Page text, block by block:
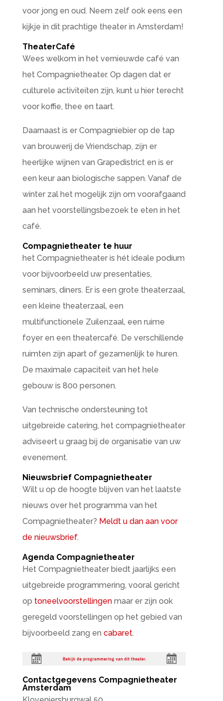
voor jong en oud. Neem zelf ook eens een
kijkje in dit prachtige theater in Amsterdam!
TheaterCafé
Wees welkom in het vernieuwde café van
het Compagnietheater. Op dagen dat er
culturele activiteiten zijn, kunt u hier terecht
voor koffie, thee en taart.
Daarnaast is er Compagniebier op de tap
van brouwerij de Vriendschap, zijn er
heerlijke wijnen van Grapedistrict en is er
een keur aan biologische sappen. Vanaf de
winter zal het mogelijk zijn om voorafgaand
aan het voorstellingsbezoek te eten in het
café.
Compagnietheater te huur
het Compagnietheater is hét ideale podium
voor bijvoorbeeld uw presentaties,
seminars, diners. Er is een grote theaterzaal,
een kleine theaterzaal, een
multifunctionele Zuilenzaal, een ruime
foyer en een theatercafé. De verschillende
ruimten zijn apart of gezamenlijk te huren.
De maximale capaciteit van het hele
gebouw is 800 personen.
Van technische ondersteuning tot
uitgebreide catering, het compagnietheater
adviseert u graag bij de organisatie van uw
evenement.
Nieuwsbrief Compagnietheater
Wilt u op de hoogte blijven van het laatste
nieuws over het programma van het
Compagnietheater? Meldt u dan aan voor
de nieuwsbrief.
Agenda Compagnietheater
Het Compagnietheater biedt jaarlijks een
uitgebreide programmering, vooral gericht
op toneelvoorstellingenmaar er zijn ook
geregeld voorstellingen op het gebied van
bijvoorbeeld zang en cabaret.
Contactgegevens Compagnietheater
Amsterdam